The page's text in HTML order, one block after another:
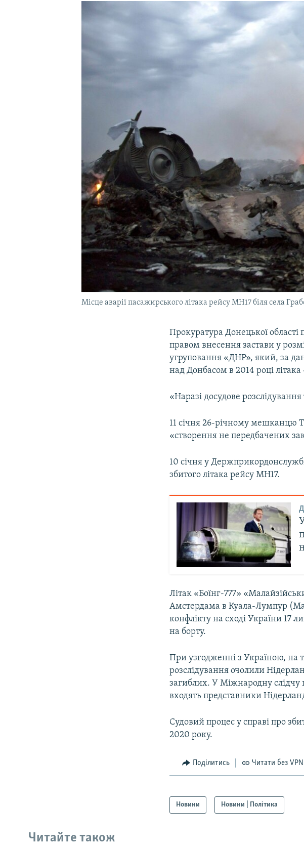
Місце аварії пасажирського літака рейсу МН17 біля села
Прокуратура Донецької області
правом внесення застави у
угруповання «ДНР», який, за
над Донбасом в 2014 році
«Наразі досудове
11 січня 26-річному мешканцю
«створення не передбачених
10 січня у
збитого літака рейсу МН17.
Літак «Боїнг-777»
Амстердама в Куала-Лумпур
конфлікту на сході України 17
на борту.
При узгодженні з Україною, на
розслідування очолили
загиблих. У Міжнародну слідчу
входять представники
Судовий процес у справі про
2020 року.
Поділитись Читати без VPN
Новини Новини | Політика
Читайте також